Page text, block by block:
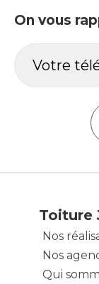
On vous
Toiture
Nos
Nos
Qui